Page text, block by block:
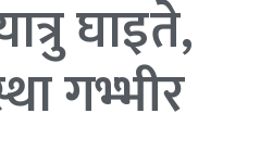
घाइते,
गभ्भीर